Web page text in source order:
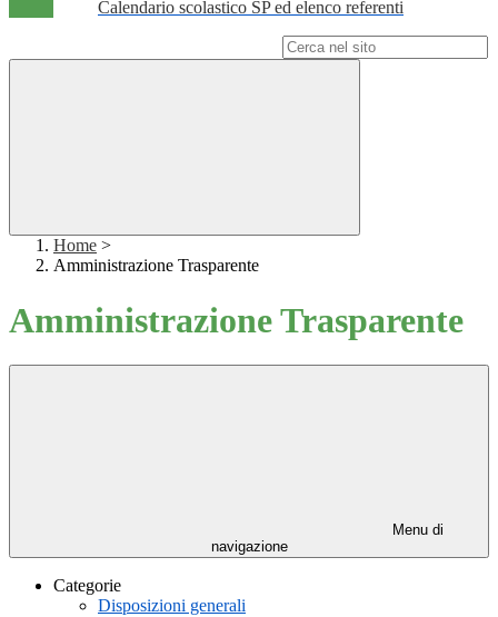
Calendario scolastico SP ed elenco referenti
Home >
Amministrazione Trasparente
Amministrazione Trasparente
Menu di
navigazione
Categorie
Disposizioni generali